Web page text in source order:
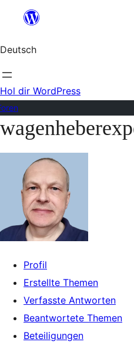
springen
Deutsch
Hol dir WordPress
Zum
springen
Profil
Erstellte Themen
Verfasste Antworten
Beantwortete Themen
Beteiligungen